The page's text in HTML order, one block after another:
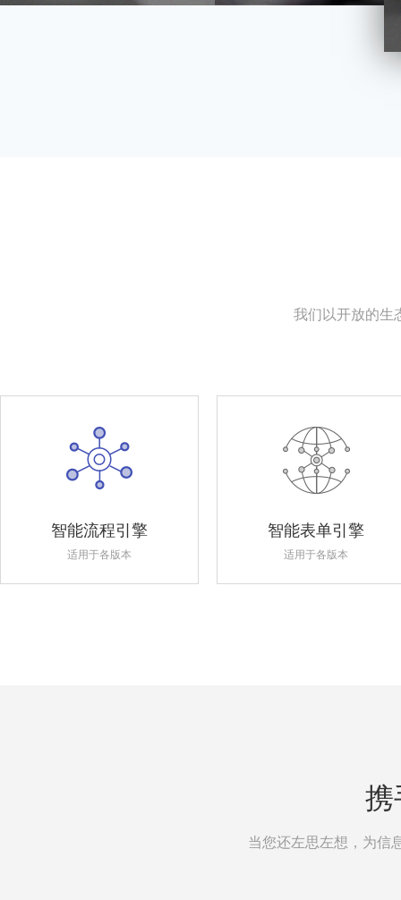
我们以开放的生
智能流程引擎
适用于各版本
智能表单引擎
适用于各版本
携
当您还左思左想，为信